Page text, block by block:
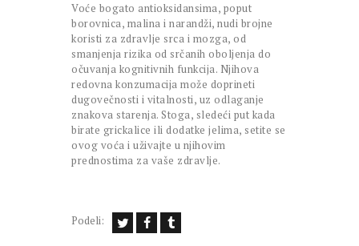
Voće bogato antioksidansima, poput
borovnica, malina i narandži, nudi brojne
koristi za zdravlje srca i mozga, od
smanjenja rizika od srčanih oboljenja do
očuvanja kognitivnih funkcija. Njihova
redovna konzumacija može doprineti
dugovečnosti i vitalnosti, uz odlaganje
znakova starenja. Stoga, sledeći put kada
birate grickalice ili dodatke jelima, setite se
ovog voća i uživajte u njihovim
prednostima za vaše zdravlje.
Podeli: